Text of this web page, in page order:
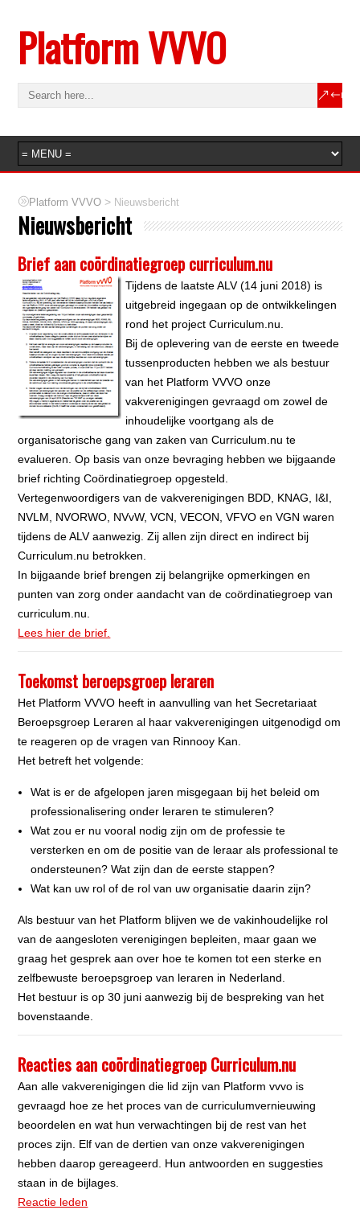
Platform VVVO
Platform VVVO > Nieuwsbericht
Nieuwsbericht
Brief aan coördinatiegroep curriculum.nu
Tijdens de laatste ALV (14 juni 2018) is
uitgebreid ingegaan op de ontwikkelingen
rond het project Curriculum.nu.
Bij de oplevering van de eerste en tweede
tussenproducten hebben we als bestuur
van het Platform VVVO onze
vakverenigingen gevraagd om zowel de
inhoudelijke voortgang als de
organisatorische gang van zaken van Curriculum.nu te
evalueren. Op basis van onze bevraging hebben we bijgaande
brief richting Coördinatiegroep opgesteld.
Vertegenwoordigers van de vakverenigingen BDD, KNAG, I&I,
NVLM, NVORWO, NVvW, VCN, VECON, VFVO en VGN waren
tijdens de ALV aanwezig. Zij allen zijn direct en indirect bij
Curriculum.nu betrokken.
In bijgaande brief brengen zij belangrijke opmerkingen en
punten van zorg onder aandacht van de coördinatiegroep van
curriculum.nu.
Lees hier de brief.
Toekomst beroepsgroep leraren
Het Platform VVVO heeft in aanvulling van het Secretariaat
Beroepsgroep Leraren al haar vakverenigingen uitgenodigd om
te reageren op de vragen van Rinnooy Kan.
Het betreft het volgende:
Wat is er de afgelopen jaren misgegaan bij het beleid om
professionalisering onder leraren te stimuleren?
Wat zou er nu vooral nodig zijn om de professie te
versterken en om de positie van de leraar als professional te
ondersteunen? Wat zijn dan de eerste stappen?
Wat kan uw rol of de rol van uw organisatie daarin zijn?
Als bestuur van het Platform blijven we de vakinhoudelijke rol
van de aangesloten verenigingen bepleiten, maar gaan we
graag het gesprek aan over hoe te komen tot een sterke en
zelfbewuste beroepsgroep van leraren in Nederland.
Het bestuur is op 30 juni aanwezig bij de bespreking van het
bovenstaande.
Reacties aan coördinatiegroep Curriculum.nu
Aan alle vakverenigingen die lid zijn van Platform vvvo is
gevraagd hoe ze het proces van de curriculumvernieuwing
beoordelen en wat hun verwachtingen bij de rest van het
proces zijn. Elf van de dertien van onze vakverenigingen
hebben daarop gereageerd. Hun antwoorden en suggesties
staan in de bijlages.
Reactie leden